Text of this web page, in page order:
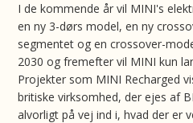
I de kommende år vil MINI's
en ny 3-dørs model, en ny
segmentet og en crossover-
2030 og fremefter vil MINI kun
Projekter som MINI Recharged
britiske virksomhed, der ejes af
alvorligt på vej ind i, hvad der er